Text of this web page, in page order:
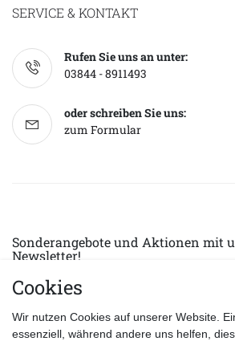
SERVICE & KONTAKT
Rufen Sie uns an unter:
03844 - 8911493
oder schreiben Sie uns:
zum Formular
Sonderangebote und Aktionen mit
Newsletter!
E-MAIL *
Cookies
Wir nutzen Cookies auf unserer Website.
essenziell, während andere uns helfen,